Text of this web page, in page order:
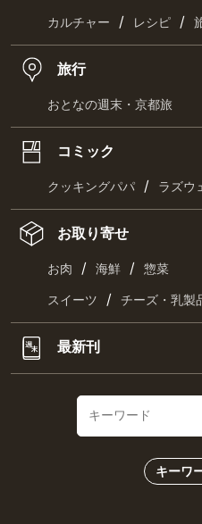
カルチャー / レシピ /
旅行
おとなの週末・京都旅
コミック
クッキングパパ / ラズウ
お取り寄せ
お肉 / 海鮮 / 惣菜
スイーツ / チーズ・乳製
最新刊
キーワ